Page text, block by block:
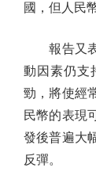
國，但人民
報告又表
動因素仍支
勁，將使經
民幣的表現
發後普遍大
反彈。